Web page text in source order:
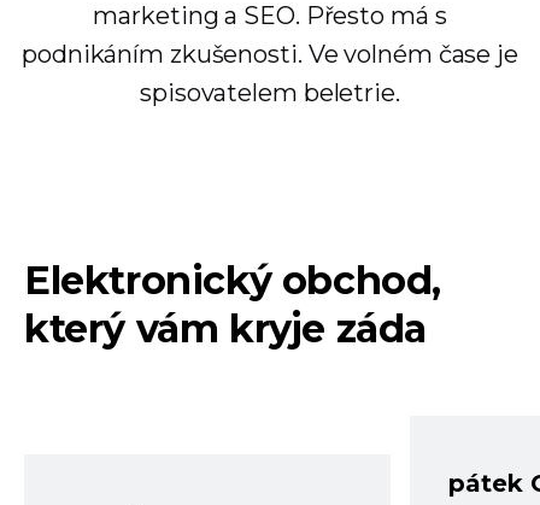
marketing a SEO. Přesto má s
podnikáním zkušenosti. Ve volném čase je
spisovatelem beletrie.
Elektronický obchod,
který vám kryje záda
pátek